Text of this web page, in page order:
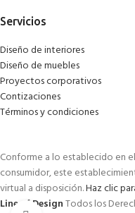
Servicios
Diseño de interiores
Diseño de muebles
Proyectos corporativos
Contizaciones
Términos y condiciones
Conforme a lo establecido en
consumidor, este
virtual a disposición.Haz clic
Line of DesignTodos los